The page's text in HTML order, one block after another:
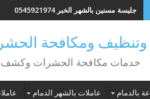
جليسة مسنين بالشهر الخبر 0545921974
ومكافحة
خدمات مكافحة الحشرات وكشف
بالدمام عاملات بالشهر الدمام